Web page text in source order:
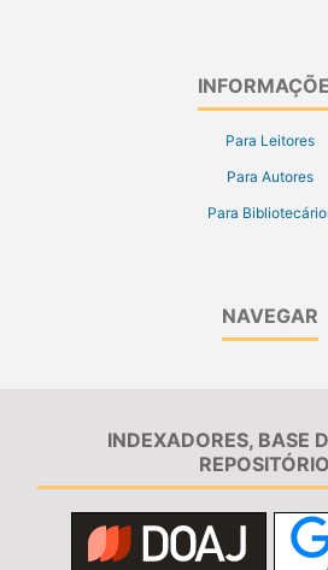
Para Leitores
Para Autores
Para
NAVEGAR
INDEXADORES, BASE